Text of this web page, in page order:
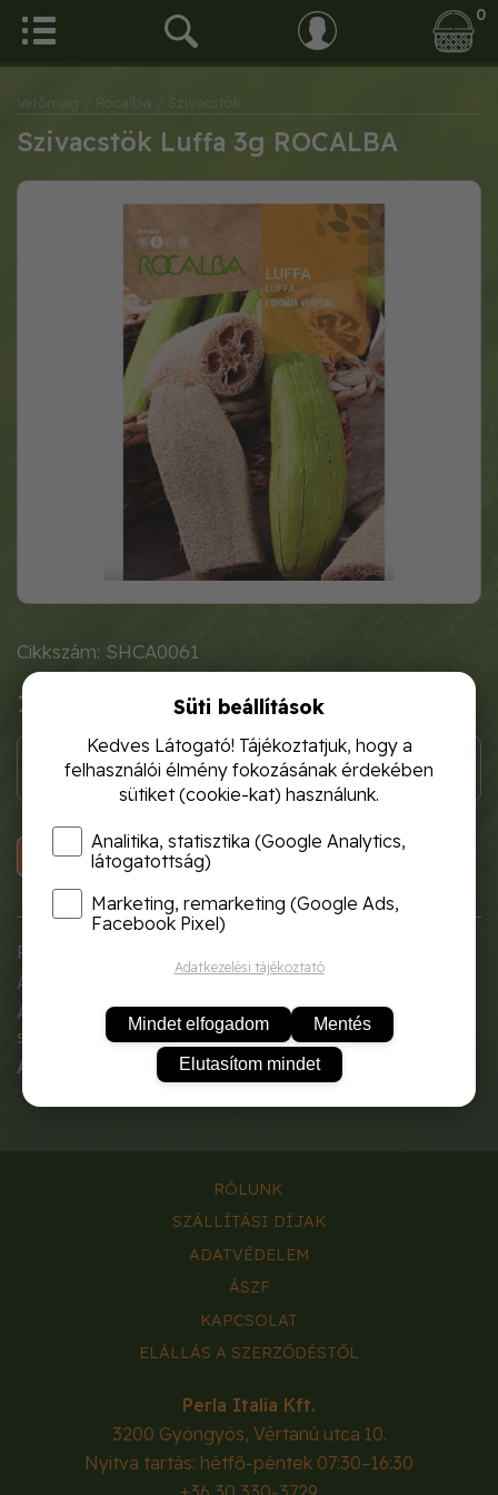
0
Vetőmag / Rocalba / Szivacstök
Szivacstök Luffa 3g ROCALBA
Cikkszám: SHCA0061
1 120 Ft
KOSÁRBA
Futónövény, hosszú indákkal.
A termése hengeres, amelynek hossza 15-20 cm.
A zsenge termését fogyasztjuk, később kiszárítva
szivacsként is használhatjuk.
A tasak tartalma:
3g.
RÓLUNK
SZÁLLÍTÁSI DÍJAK
ADATVÉDELEM
ÁSZF
KAPCSOLAT
ELÁLLÁS A SZERZŐDÉSTŐL
Perla Italia Kft.
3200 Gyöngyös, Vértanú utca 10.
Nyitva tartás: hétfő-péntek 07:30–16:30
Süti beállítások
Kedves Látogató! Tájékoztatjuk, hogy a
felhasználói élmény fokozásának érdekében
sütiket (cookie-kat) használunk.
Analitika, statisztika (Google Analytics,
látogatottság)
Marketing, remarketing (Google Ads,
Facebook Pixel)
Adatkezelési tájékoztató
Mindet elfogadom Mentés
Elutasítom mindet